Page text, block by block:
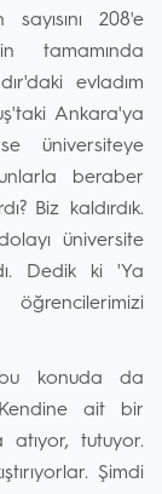
208'e
tamamında
evladım
Ankara'ya
üniversiteye
beraber
Biz kaldırdık.
üniversite
Dedik ki 'Ya
konuda da
ait bir
tutuyor.
Şimdi